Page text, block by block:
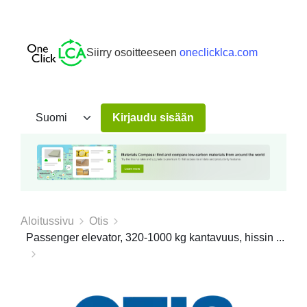
Siirry osoitteeseen oneclicklca.com
Kirjaudu sisään
Aloitussivu
Otis
Passenger elevator, 320-1000 kg kantavuus, hissin ...